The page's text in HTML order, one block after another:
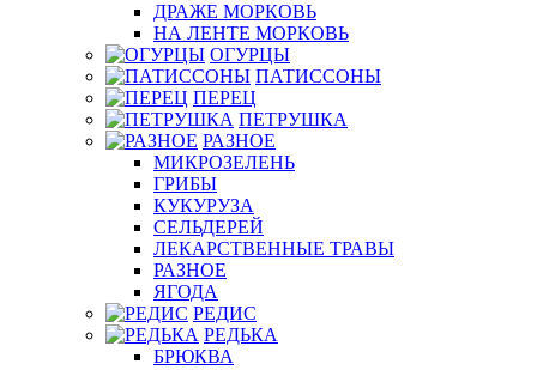
ДРАЖЕ МОРКОВЬ
НА ЛЕНТЕ МОРКОВЬ
ОГУРЦЫ
ПАТИССОНЫ
ПЕРЕЦ
ПЕТРУШКА
РАЗНОЕ
МИКРОЗЕЛЕНЬ
ГРИБЫ
КУКУРУЗА
СЕЛЬДЕРЕЙ
ЛЕКАРСТВЕННЫЕ ТРАВЫ
РАЗНОЕ
ЯГОДА
РЕДИС
РЕДЬКА
БРЮКВА